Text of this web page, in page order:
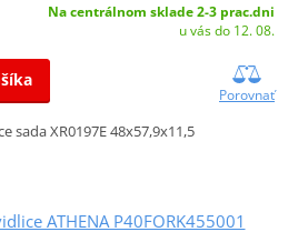
Na centrálnom sklade 2-3 prac.dni
u vás do 12. 08.
Porovnať
sada XR0197E 48x57,9x11,5
ATHENA P40FORK455001